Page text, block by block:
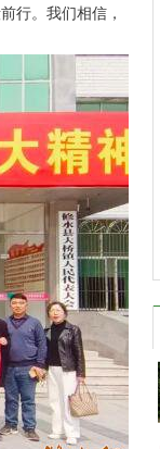
行。我们相信，